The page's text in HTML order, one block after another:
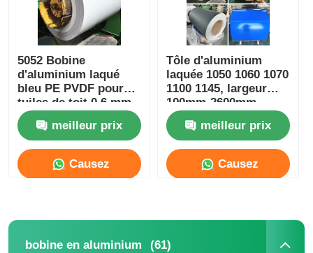
5052 Bobine
d'aluminium laqué
bleu PE PVDF pour
tuiles de toit 0,6 mm
meilleur prix
Causez
Tôle d'aluminium
laquée 1050 1060 1070
1100 1145, largeur
100mm-2600mm
meilleur prix
Causez
bobine en aluminium (61)